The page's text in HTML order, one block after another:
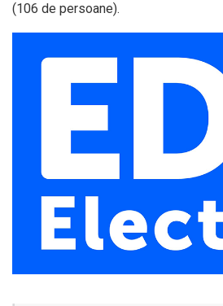
(106 de persoane).